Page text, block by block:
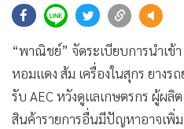
• Good health & Well-being
Green Innovation & SD
Management & HR
•
MGR Live
• Infographic
“พาณิชย์” จัดระเบียบการนำเข้
หอมแดง ส้ม เครื่องในสุกร ยางร
รับ AEC หวังดูแลเกษตรกร ผู้ผลิ
สินค้ารายการอื่นมีปัญหาอาจเพิ่ม